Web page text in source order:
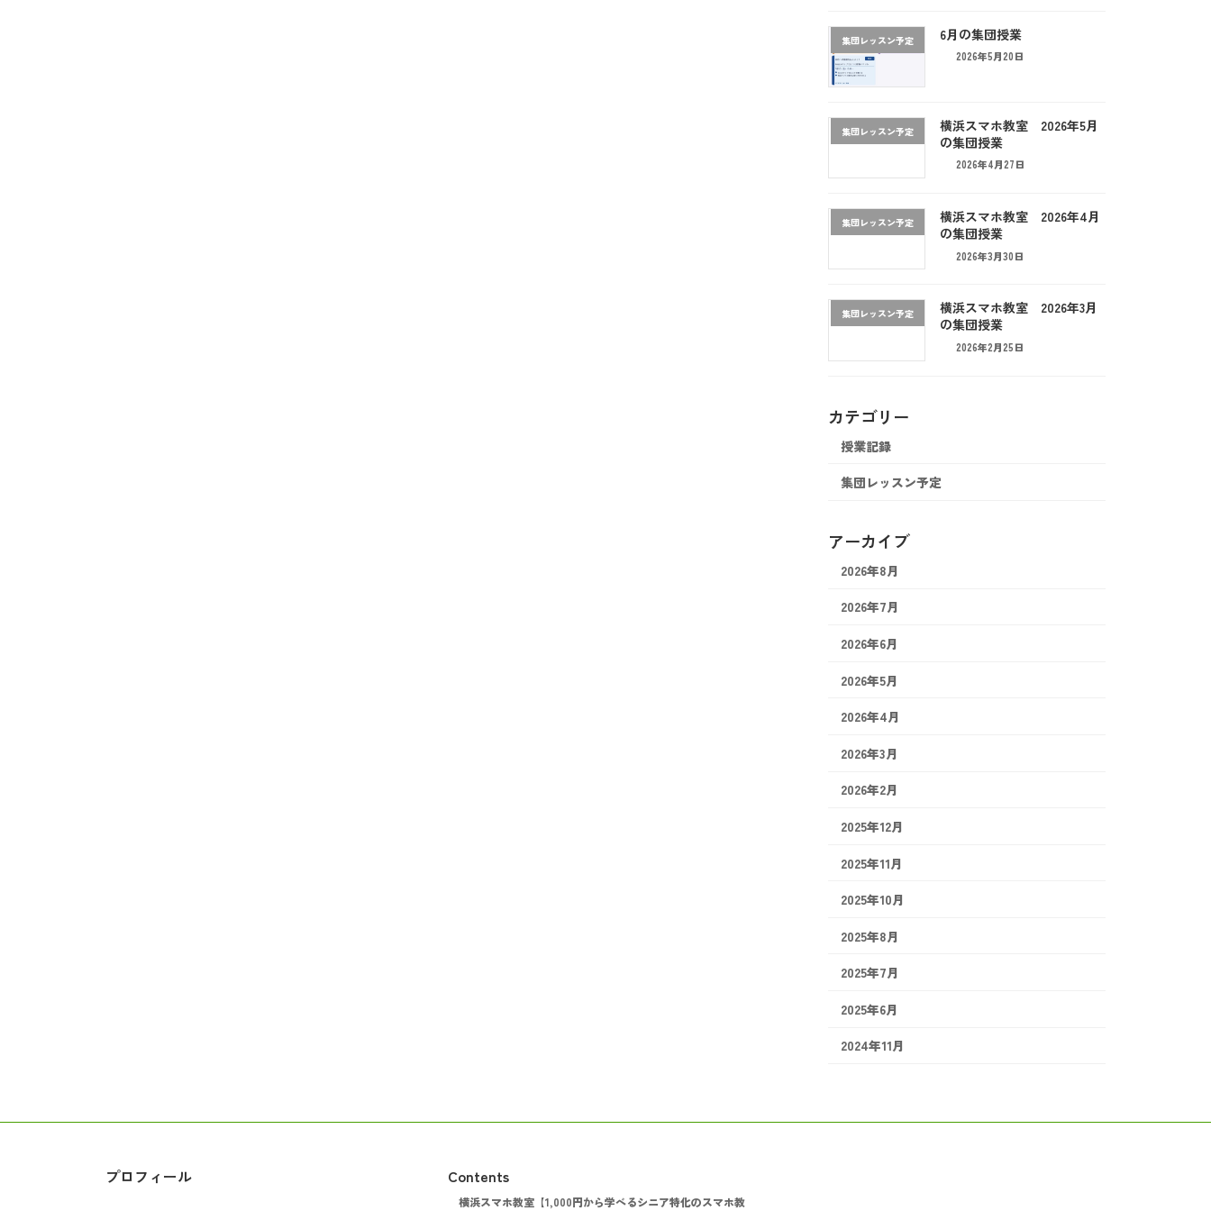
集団レッスン予定 6月の集団授業
2026年5月20日
集団レッスン予定
横浜スマホ教室 2026年5月
の集団授業
2026年4月27日
集団レッスン予定
横浜スマホ教室 2026年4月
の集団授業
2026年3月30日
集団レッスン予定
横浜スマホ教室 2026年3月
の集団授業
2026年2月25日
カテゴリー
授業記録
集団レッスン予定
アーカイブ
2026年8月
2026年7月
2026年6月
2026年5月
2026年4月
2026年3月
2026年2月
2025年12月
2025年11月
2025年10月
2025年8月
2025年7月
2025年6月
2024年11月
プロフィール Contents
横浜スマホ教室【1,000円から学べるシニア特化のスマホ教